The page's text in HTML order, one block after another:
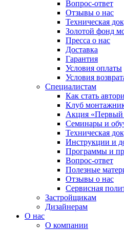
Вопрос-ответ
Отзывы о нас
Техническая
Золотой фонд
Пресса о нас
Доставка
Гарантия
Условия оплаты
Условия
Специалистам
Как стать
Клуб
Акция «Первый
Семинары и
Техническая
Инструкции и
Программы и
Вопрос-ответ
Полезные
Отзывы о нас
Сервисная
Застройщикам
Дизайнерам
О нас
О компании